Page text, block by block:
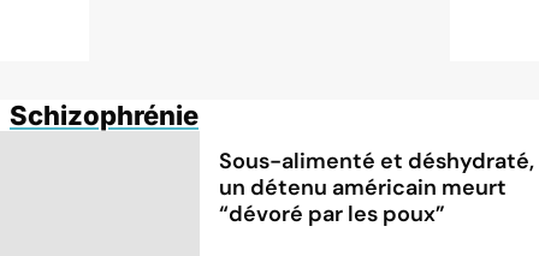
Schizophrénie
Sous-alimenté et déshydraté,
un détenu américain meurt
“dévoré par les poux”